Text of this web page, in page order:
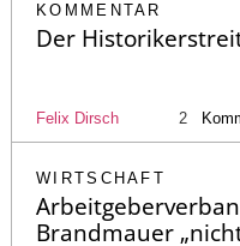
KOMMENTAR
Der
Felix Dirsch 2
WIRTSCHAFT
Brandmauer